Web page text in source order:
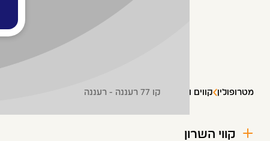
מטרופולין קווים ותחנות קו 77 רעננה - רעננה
קווי השרון